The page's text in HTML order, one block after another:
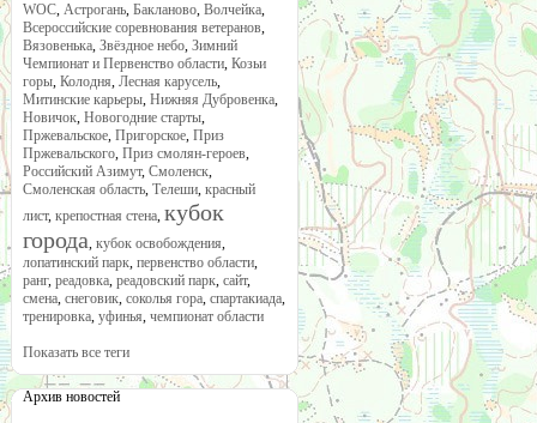
WOC, Астрогань, Бакланово, Волчейка,
Всероссийские соревнования ветеранов,
Вязовенька, Звёздное небо, Зимний
Чемпионат и Первенство области, Козьи
горы, Колодня, Лесная карусель,
Митинские карьеры, Нижняя Дубровенка,
Новичок, Новогодние старты,
Пржевальское, Пригорское, Приз
Пржевальского, Приз смолян-героев,
Российский Азимут, Смоленск,
Смоленская область, Телеши, красный
лист, крепостная стена, кубок
города, кубок освобождения,
лопатинский парк, первенство области,
ранг, реадовка, реадовский парк, сайт,
смена, снеговик, соколья гора, спартакиада,
тренировка, уфинья, чемпионат области
Показать все теги
Архив новостей